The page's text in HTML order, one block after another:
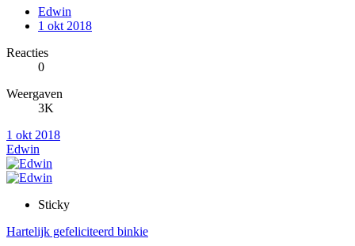
Edwin
1 okt 2018
Reacties
0
Weergaven
3K
1 okt 2018
Edwin
Sticky
Hartelijk gefeliciteerd binkie